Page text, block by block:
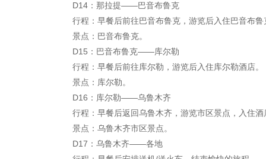
D14：那拉提——巴音布鲁克
行程：早餐后前往巴音布鲁克，游览后入住巴音布鲁
景点：巴音布鲁克。
D15：巴音布鲁克——库尔勒
行程：早餐后前往库尔勒，游览后入住库尔勒酒店。
景点：库尔勒。
D16：库尔勒——乌鲁木齐
行程：早餐后返回乌鲁木齐，游览市区景点，入住酒
景点：乌鲁木齐市区景点。
D17：乌鲁木齐——各地